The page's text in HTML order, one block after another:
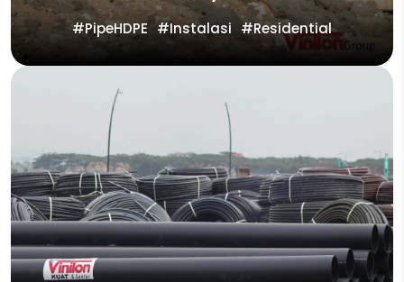
PipeHDPE Instalasi Residential